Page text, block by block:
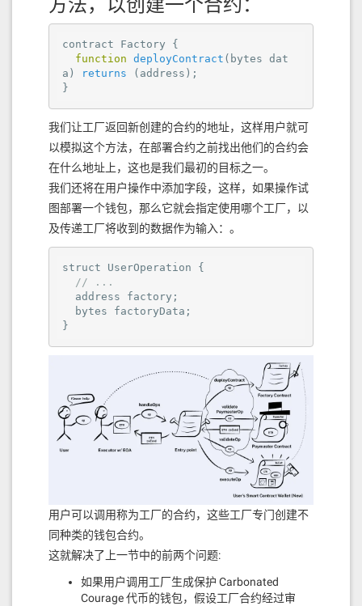
方法，以创建一个合约：
contract Factory {
function deployContract ( bytes dat
a ) returns ( address );
}
我们让工厂返回新创建的合约的地址，这样用户就可
以模拟这个方法，在部署合约之前找出他们的合约会
在什么地址上，这也是我们最初的目标之一。
我们还将在用户操作中添加字段，这样，如果操作试
图部署一个钱包，那么它就会指定使用哪个工厂，以
及传递工厂将收到的数据作为输入：。
struct UserOperation {
// ...
}
用户可以调用称为工厂的合约，这些工厂专门创建不
同种类的钱包合约。
这就解决了上一节中的前两个问题:
如果用户调用工厂生成保护 Carbonated
Courage 代币的钱包，假设工厂合约经过审